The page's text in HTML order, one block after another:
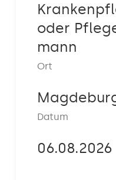
Kontakt
oder
mann
Ort
Datum
06.08.2026